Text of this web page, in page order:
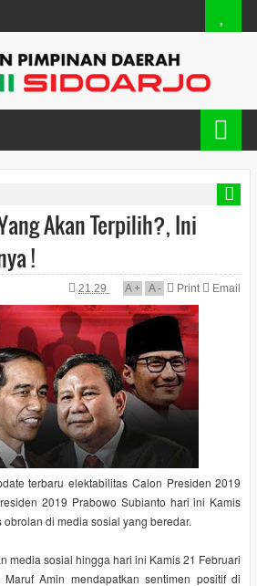
Akan Terpilih?, Ini
!
21.29 A+ A- Print Email
terbaru elektabilitas Calon Presiden 2019
2019 Prabowo Subianto hari ini Kamis
di media sosial yang beredar.
media sosial hingga hari ini Kamis 21 Februari
Amin mendapatkan sentimen positif di